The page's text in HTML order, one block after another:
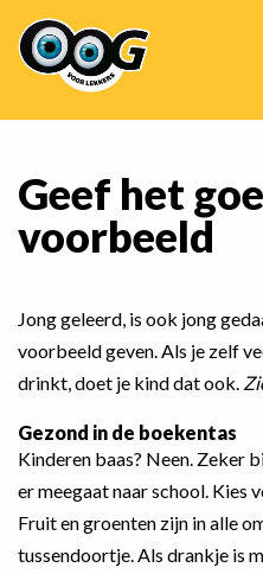
Overslaan
en
naar
inhoud
Hoofdnavigatie
Geef het
voorbeeld
Jong geleerd, is ook jong
voorbeeld geven. Als je zelf
drinkt, doet je kind dat ook.
Gezond in de boekentas
Kinderen baas? Neen. Zeker
er meegaat naar school. Kies
Fruit en groenten zijn in alle
tussendoortje. Als drankje is